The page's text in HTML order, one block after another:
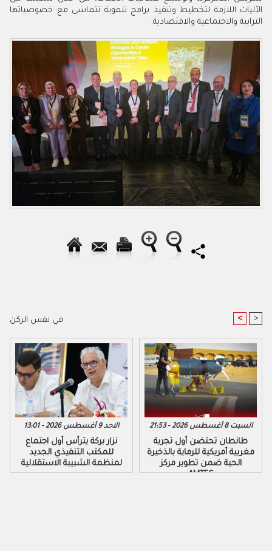
الآليات اللازمة لتخطيط وتنفيذ برامج تنموية تتماشى مع خصوصياتها
الترابية والاجتماعية والاقتصادية.
في نفس الركن < >
الاحد 9 أغسطس 2026 - 13:01
نزار بركة يترأس أول اجتماع
للمكتب التنفيذي الجديد
لمنظمة الشبيبة الاستقلالية
السبت 8 أغسطس 2026 - 21:53
طانطان تحتضن أول تجربة
مغربية أمريكية للرماية بالذخيرة
الحية ضمن تطوير مركز
«AMTEC»